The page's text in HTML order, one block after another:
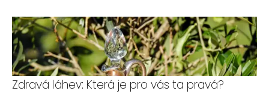
Zdravá láhev: Která je pro vás ta pravá?